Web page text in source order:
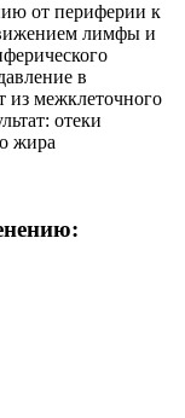
от периферии к
лимфы и
в
из межклеточного
отеки
жира